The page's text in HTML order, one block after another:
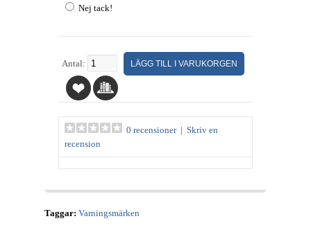
Nej tack!
Antal:
0 recensioner| Skriv en
recension
Taggar: Varningsmärken